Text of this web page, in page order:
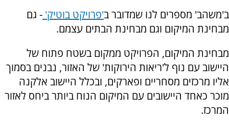
ב'משהב' מספרים לנו שמדובר ב'פרויקט בוטיק' - גם
מבחינת המיקום וגם מבחינת הבתים עצמם.
מבחינת המיקום, הפרויקט ממקום בשטח פתוח של
היישוב עם נוף ל'ריאות הירוקות' של האזור, נבנים בסמוך
אליו מרכזים מסחריים ופארקים, ובכלל היישוב אלקנה
מוכר כאחד היישובים עם המיקום הנוח ביותר ביחס לאזור
המרכז.